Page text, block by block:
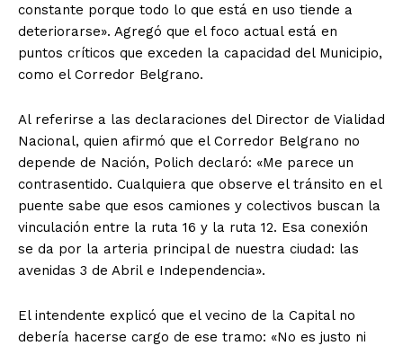
constante porque todo lo que está en uso tiende a
deteriorarse». Agregó que el foco actual está en
puntos críticos que exceden la capacidad del Municipio,
como el Corredor Belgrano.
Al referirse a las declaraciones del Director de Vialidad
Nacional, quien afirmó que el Corredor Belgrano no
depende de Nación, Polich declaró: «Me parece un
contrasentido. Cualquiera que observe el tránsito en el
puente sabe que esos camiones y colectivos buscan la
vinculación entre la ruta 16 y la ruta 12. Esa conexión
se da por la arteria principal de nuestra ciudad: las
avenidas 3 de Abril e Independencia».
El intendente explicó que el vecino de la Capital no
debería hacerse cargo de ese tramo: «No es justo ni